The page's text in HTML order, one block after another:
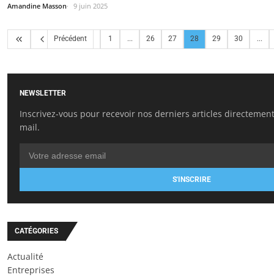
Amandine Masson 9 juin 2025
Précédent 1 ... 26 27 28 29 30 ...
NEWSLETTER
Inscrivez-vous pour recevoir nos derniers articles
mail.
S'INSCRIRE
CATÉGORIES
Actualité
Entreprises